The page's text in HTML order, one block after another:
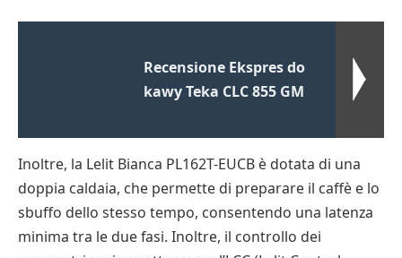
Recensione Ekspres do
kawy Teka CLC 855 GM
Inoltre, la Lelit Bianca PL162T-EUCB è dotata di una
doppia caldaia, che permette di preparare il caffè e lo
sbuffo dello stesso tempo, consentendo una latenza
minima tra le due fasi. Inoltre, il controllo dei